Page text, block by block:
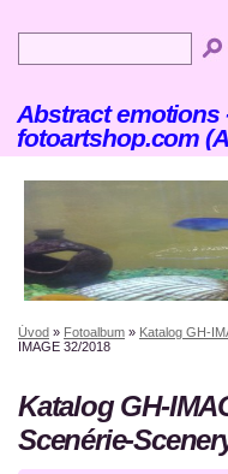
Abstract emotions
fotoartshop.com
Úvod » Fotoalbum » Katalog GH-
IMAGE 32/2018
Katalog GH-
Scenérie-